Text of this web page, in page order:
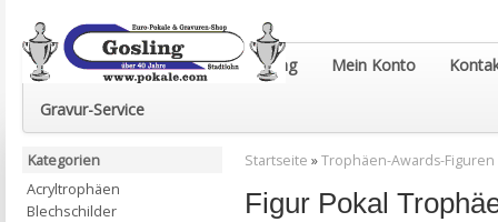
Euro-Pokale & Gravur-Shop Gosling Mein Konto
Gravur-Service
Startseite »Trophäen-Awards-Figuren
Figur Pokal
Kategorien
Acryltrophäen
Blechschilder